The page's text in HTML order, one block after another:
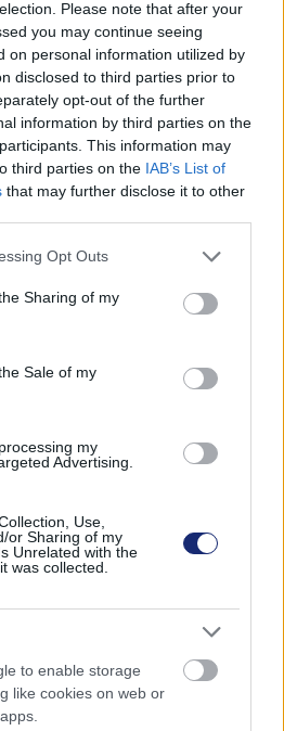
Please note that after your
you may continue seeing
on personal information utilized by
disclosed to third parties prior to
opt-out of the further
information by third parties on the
This information may
third parties on the IAB’s List of
that may further disclose it to other
app uses one or more Google
usage behaviour. You may click to
and its third-party tags to
purposes in below Google
Opt Outs
Sharing of my
Sale of my
my
Advertising.
Use,
or Sharing of my
Unrelated with the
was collected.
to enable storage
like cookies on web or
a súlyosbító tényezők közül (Fotó:
a súlyosbító tényezők közül
Melissa Bradley)
hurrikánok, tájfunok, ciklonok
a partok mentén - olykor a
is - amit az ezzel együttjáró
Bár elképzelhető, hogy ezek
azonban azzal kell
jóval durvábbak lesznek,
is különösen veszélyes, mert
lakott területeket érintenek a